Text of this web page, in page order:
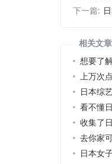
下一篇:
相关文章
想要了
上万次
日本综
看不懂
收集了
去你家
日本女